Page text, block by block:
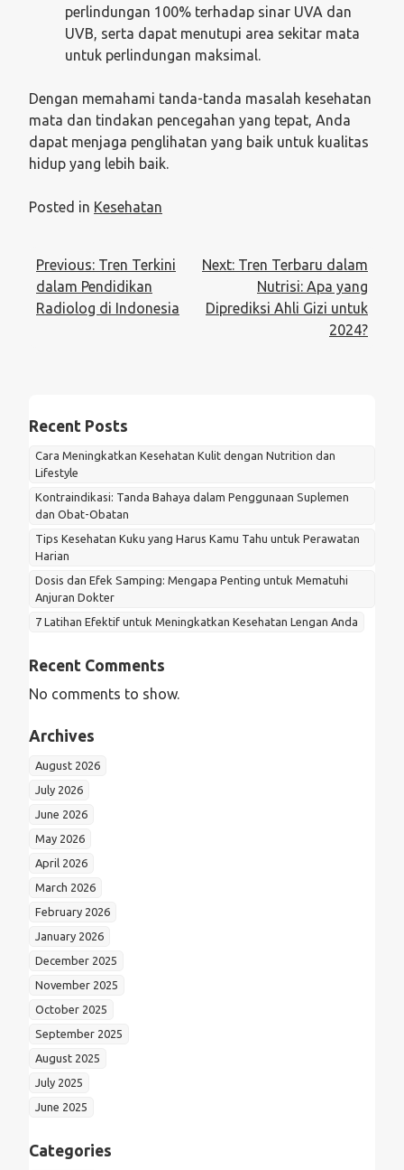
perlindungan 100% terhadap sinar UVA dan
UVB, serta dapat menutupi area sekitar mata
untuk perlindungan maksimal.
Dengan memahami tanda-tanda masalah kesehatan
mata dan tindakan pencegahan yang tepat, Anda
dapat menjaga penglihatan yang baik untuk kualitas
hidup yang lebih baik.
Posted in Kesehatan
Post
navigation
Previous: Tren Terkini
dalam Pendidikan
Radiolog di Indonesia
Next: Tren Terbaru dalam
Nutrisi: Apa yang
Diprediksi Ahli Gizi untuk
2024?
Recent Posts
Cara Meningkatkan Kesehatan Kulit dengan Nutrition dan
Lifestyle
Kontraindikasi: Tanda Bahaya dalam Penggunaan Suplemen
dan Obat-Obatan
Tips Kesehatan Kuku yang Harus Kamu Tahu untuk Perawatan
Harian
Dosis dan Efek Samping: Mengapa Penting untuk Mematuhi
Anjuran Dokter
7 Latihan Efektif untuk Meningkatkan Kesehatan Lengan Anda
Recent Comments
No comments to show.
Archives
August 2026
July 2026
June 2026
May 2026
April 2026
March 2026
February 2026
January 2026
December 2025
November 2025
October 2025
September 2025
August 2025
July 2025
June 2025
Categories